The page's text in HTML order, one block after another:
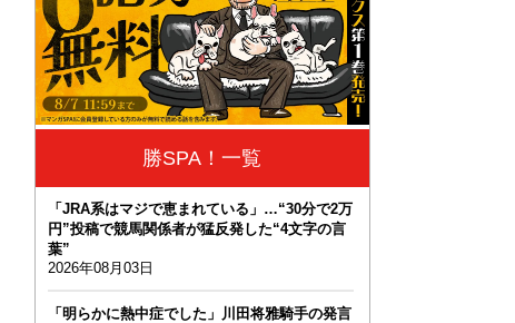
勝SPA！一覧
「JRA系はマジで恵まれている」…“30分で2万
円”投稿で競馬関係者が猛反発した“4文字の言
葉”
2026年08月03日
「明らかに熱中症でした」川田将雅騎手の発言